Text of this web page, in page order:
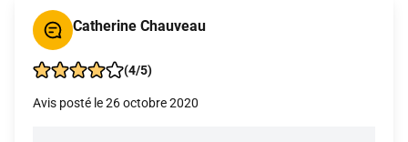
Catherine Chauveau
(4/5)
Avis posté le 26 octobre 2020